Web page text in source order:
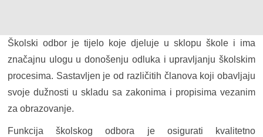
Školski odbor je tijelo koje djeluje u sklopu škole i ima
značajnu ulogu u donošenju odluka i upravljanju školskim
procesima. Sastavljen je od različitih članova koji obavljaju
svoje dužnosti u skladu sa zakonima i propisima vezanim
za obrazovanje.
Funkcija školskog odbora je osigurati kvalitetno